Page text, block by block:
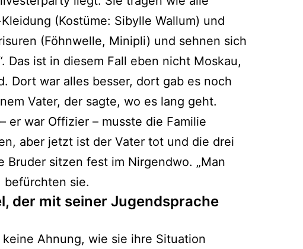
(Kostüme: Sibylle Wallum) und
(Föhnwelle, Minipli) und sehnen sich
Das ist in diesem Fall eben nicht Moskau,
Dort war alles besser, dort gab es noch
Vater, der sagte, wo es lang geht.
er war Offizier – musste die Familie
aber jetzt ist der Vater tot und die drei
Bruder sitzen fest im Nirgendwo. „Man
befürchten sie.
der mit seiner Jugendsprache
Ahnung, wie sie ihre Situation